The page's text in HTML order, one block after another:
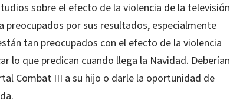
sobre el efecto de la violencia de la televisión
por sus resultados, especialmente
tan preocupados con el efecto de la violencia
lo que predican cuando llega la Navidad. Deberían
Combat III a su hijo o darle la oportunidad de